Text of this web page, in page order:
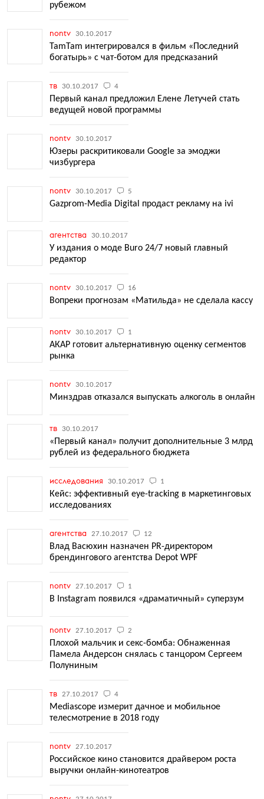
рубежом
nontv 30.10.2017
TamTam интегрировался в фильм «Последний
богатырь» с чат-ботом для предсказаний
тв 30.10.2017 4
Первый канал предложил Елене Летучей стать
ведущей новой программы
nontv 30.10.2017
Юзеры раскритиковали Google за эмоджи
чизбургера
nontv 30.10.2017 5
Gazprom-Media Digital продаст рекламу на ivi
агентства 30.10.2017
У издания о моде Buro 24/7 новый главный
редактор
nontv 30.10.2017 16
Вопреки прогнозам «Матильда» не сделала кассу
nontv 30.10.2017 1
АКАР готовит альтернативную оценку сегментов
рынка
nontv 30.10.2017
Минздрав отказался выпускать алкоголь в онлайн
тв 30.10.2017
«Первый канал» получит дополнительные 3 млрд
рублей из федерального бюджета
исследования 30.10.2017 1
Кейс: эффективный eye-tracking в маркетинговых
исследованиях
агентства 27.10.2017 12
Влад Васюхин назначен PR-директором
брендингового агентства Depot WPF
nontv 27.10.2017 1
В Instagram появился «драматичный» суперзум
nontv 27.10.2017 2
Плохой мальчик и секс-бомба: Обнаженная
Памела Андерсон снялась с танцором Сергеем
Полуниным
тв 27.10.2017 4
Mediascope измерит дачное и мобильное
телесмотрение в 2018 году
nontv 27.10.2017
Российское кино становится драйвером роста
выручки онлайн-кинотеатров